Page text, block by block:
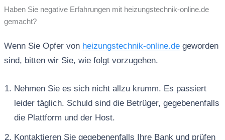
Haben Sie negative Erfahrungen mit heizungstechnik-online.de
gemacht?
Wenn Sie Opfer von heizungstechnik-online.degeworden
sind, bitten wir Sie, wie folgt vorzugehen.
Nehmen Sie es sich nicht allzu krumm. Es passiert
leider täglich. Schuld sind die Betrüger, gegebenenfalls
die Plattform und der Host.
Kontaktieren Sie gegebenenfalls Ihre Bank und prüfen